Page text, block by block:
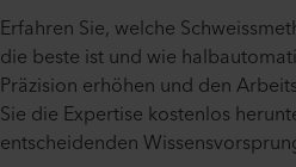
Erfahren Sie, welche
die beste ist und wie
Präzision erhöhen und den
Sie die Expertise kostenlos
entscheidenden